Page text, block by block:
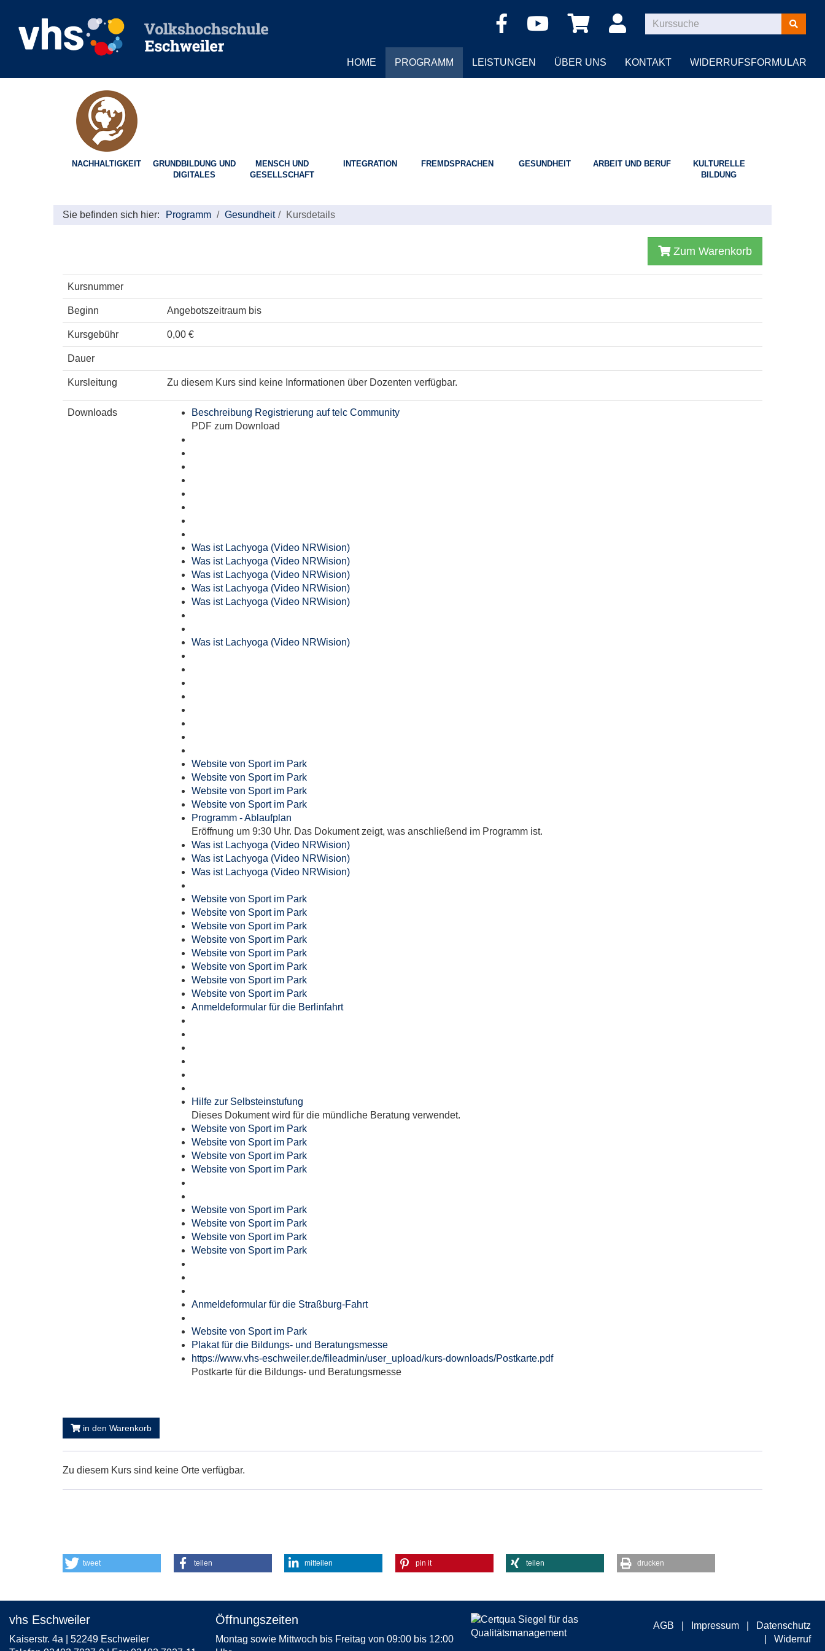
Kurse
suchen
HOME PROGRAMM LEISTUNGEN ÜBER UNS KONTAKT WIDERRUFSFORMULAR
NACHHALTIGKEIT
GRUNDBILDUNG UND
DIGITALES
MENSCH UND
GESELLSCHAFT
INTEGRATION FREMDSPRACHEN GESUNDHEIT ARBEIT UND BERUF
KULTURELLE
BILDUNG
Sie befinden sich hier: Programm Gesundheit Kursdetails
Zum Warenkorb
Kursnummer
Beginn Angebotszeitraum bis
Kursgebühr 0,00 €
Dauer
Kursleitung Zu diesem Kurs sind keine Informationen über Dozenten verfügbar.
Downloads
Beschreibung Registrierung auf telc Community
PDF zum Download
Was ist Lachyoga (Video NRWision)
Was ist Lachyoga (Video NRWision)
Was ist Lachyoga (Video NRWision)
Was ist Lachyoga (Video NRWision)
Was ist Lachyoga (Video NRWision)
Was ist Lachyoga (Video NRWision)
Website von Sport im Park
Website von Sport im Park
Website von Sport im Park
Website von Sport im Park
Programm - Ablaufplan
Eröffnung um 9:30 Uhr. Das Dokument zeigt, was anschließend im Programm ist.
Was ist Lachyoga (Video NRWision)
Was ist Lachyoga (Video NRWision)
Was ist Lachyoga (Video NRWision)
Website von Sport im Park
Website von Sport im Park
Website von Sport im Park
Website von Sport im Park
Website von Sport im Park
Website von Sport im Park
Website von Sport im Park
Website von Sport im Park
Anmeldeformular für die Berlinfahrt
Hilfe zur Selbsteinstufung
Dieses Dokument wird für die mündliche Beratung verwendet.
Website von Sport im Park
Website von Sport im Park
Website von Sport im Park
Website von Sport im Park
Website von Sport im Park
Website von Sport im Park
Website von Sport im Park
Website von Sport im Park
Anmeldeformular für die Straßburg-Fahrt
Website von Sport im Park
Plakat für die Bildungs- und Beratungsmesse
https://www.vhs-eschweiler.de/fileadmin/user_upload/kurs-downloads/Postkarte.pdf
Postkarte für die Bildungs- und Beratungsmesse
in den Warenkorb
Zu diesem Kurs sind keine Orte verfügbar.
tweet teilen mitteilen pin it teilen drucken
vhs Eschweiler
Kaiserstr. 4a | 52249 Eschweiler
Öffnungszeiten
Montag sowie Mittwoch bis Freitag von 09:00 bis 12:00
AGB Impressum
Datenschutz
Widerruf